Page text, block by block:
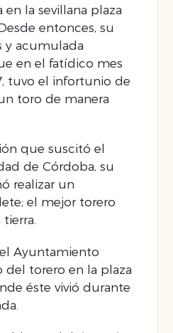
la sevillana plaza
entonces, su
y acumulada
en el fatídico mes
tuvo el infortunio de
toro de manera
que suscitó el
de Córdoba, su
realizar un
el mejor torero
Ayuntamiento
torero en la plaza
éste vivió durante